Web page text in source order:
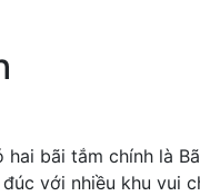
bãi tắm chính là
với nhiều khu vui